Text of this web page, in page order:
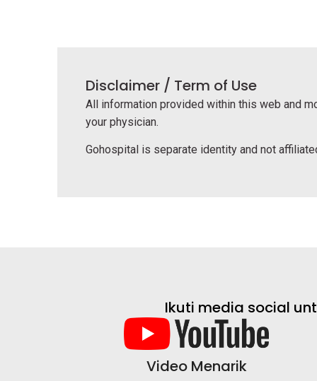
Disclaimer / Term of Use
All information provided within this web and
your physician.
Gohospital is separate identity and not
Ikuti media social
Video Menarik